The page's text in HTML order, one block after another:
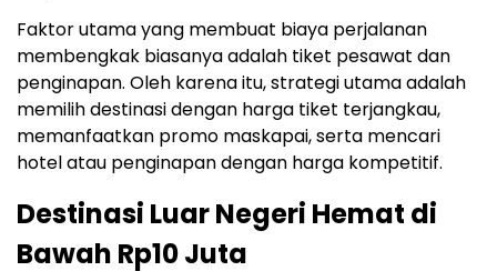
Faktor utama yang membuat biaya perjalanan
membengkak biasanya adalah tiket pesawat dan
penginapan. Oleh karena itu, strategi utama adalah
memilih destinasi dengan harga tiket terjangkau,
memanfaatkan promo maskapai, serta mencari
hotel atau penginapan dengan harga kompetitif.
Destinasi Luar Negeri Hemat di
Bawah Rp10 Juta